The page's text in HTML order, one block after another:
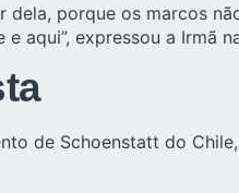
dela, porque os marcos
aqui”, expressou a Irmã
de Schoenstatt do